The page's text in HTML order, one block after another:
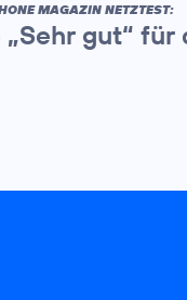
MAGAZIN NETZTEST:
gut“ für